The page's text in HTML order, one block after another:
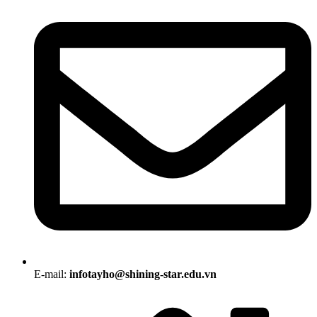
E-mail: infotayho@shining-star.edu.vn